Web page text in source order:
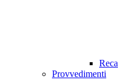
Provvedimenti